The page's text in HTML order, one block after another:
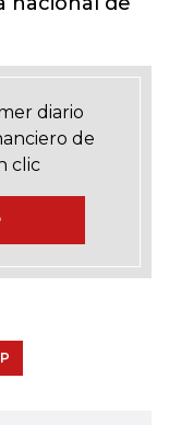
diario
de
clic